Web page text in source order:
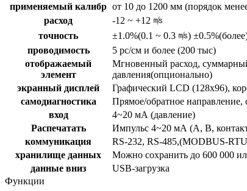
применяемый калибр от 10 до 1200 мм (порядок
расход
-12 ~ +12 ㎧
точность
±1.0%(0.1 ~ 0.3 ㎧)
проводимость
5 pc/см и более (200 тыс)
отображаемый
элемент
Мгновенный расход, суммарный
давления(опционально)
экранный дисплей
Графический LCD (128x96),
самодиагностика
Прямое/обратное
вход
4~20 мА (давление)
Распечатать
Импульс 4~20 мА (A, B,
коммуникация
RS-232, RS-485,(MODBUS-
хранилище данных
Можно сохранить до 600 000
данные вниз
USB-загрузка
Функции